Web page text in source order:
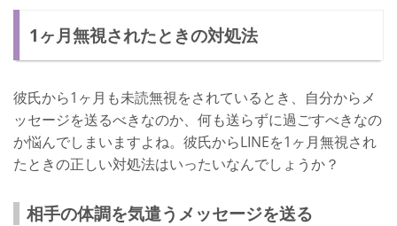
1ヶ月無視されたときの対処法
彼氏から1ヶ月も未読無視をされているとき、自分からメ
ッセージを送るべきなのか、何も送らずに過ごすべきなの
か悩んでしまいますよね。彼氏からLINEを1ヶ月無視され
たときの正しい対処法はいったいなんでしょうか？
相手の体調を気遣うメッセージを送る